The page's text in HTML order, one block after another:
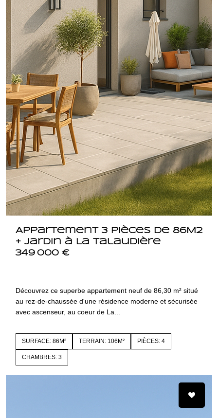
Appartement 3 pièces de 86M2
+ jardin à La Talaudière
349 000 €
Découvrez ce superbe appartement neuf de 86,30 m² situé
au rez-de-chaussée d'une résidence moderne et sécurisée
avec ascenseur, au coeur de La...
SURFACE: 86M² TERRAIN: 106M² PIÈCES: 4
CHAMBRES: 3